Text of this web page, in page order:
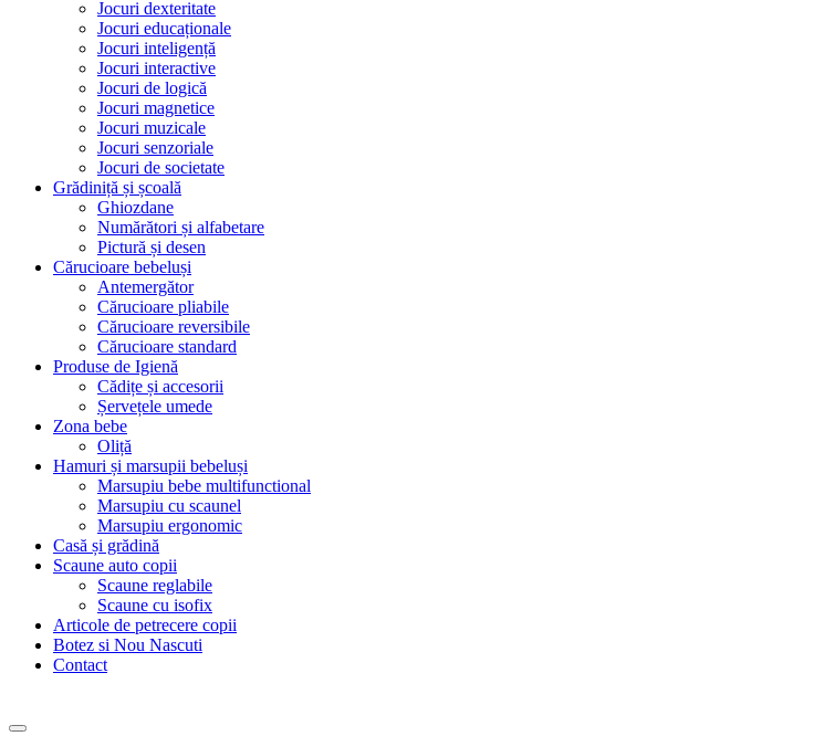
Jocuri dexteritate
Jocuri educaționale
Jocuri inteligență
Jocuri interactive
Jocuri de logică
Jocuri magnetice
Jocuri muzicale
Jocuri senzoriale
Jocuri de societate
Grădiniță și școală
Ghiozdane
Numărători și alfabetare
Pictură și desen
Cărucioare bebeluși
Antemergător
Cărucioare pliabile
Cărucioare reversibile
Cărucioare standard
Produse de Igienă
Cădițe și accesorii
Șervețele umede
Zona bebe
Oliță
Hamuri și marsupii bebeluși
Marsupiu bebe multifunctional
Marsupiu cu scaunel
Marsupiu ergonomic
Casă și grădină
Scaune auto copii
Scaune reglabile
Scaune cu isofix
Articole de petrecere copii
Botez si Nou Nascuti
Contact